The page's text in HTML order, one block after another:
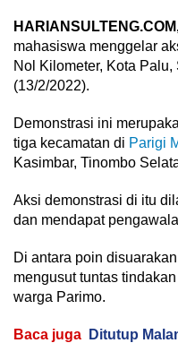
mahasiswa menggelar
Nol Kilometer, Kota
(13/2/2022).
Demonstrasi ini
tiga kecamatan di Parigi
Kasimbar, Tinombo
Aksi demonstrasi di itu
dan mendapat
Di antara poin
mengusut tuntas
warga Parimo.
Baca juga
Ditutup